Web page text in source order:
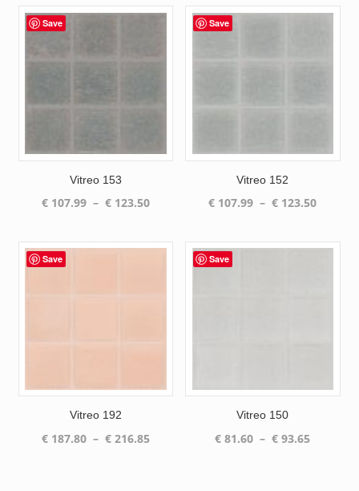
Save
Vitreo 153
€107.99 – €123.50Plage
€ 107.99
Save
Vitreo 152
€ 107.99 – € 123.50Plage
Save
Vitreo 192
€187.80 – €216.85Plage
Save
Vitreo 150
€ 81.60 – € 93.65Plage